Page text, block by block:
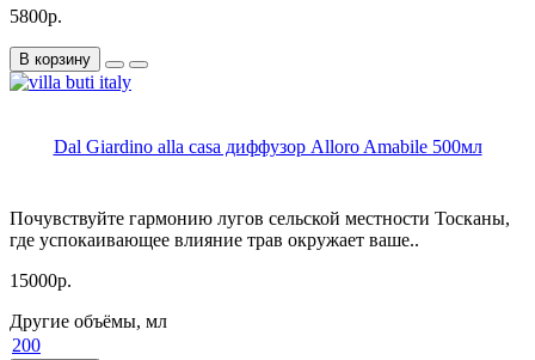
5800р.
В корзину
Dal Giardino alla casa диффузор Alloro Amabile 500мл
Почувствуйте гармонию лугов сельской местности Тосканы,
где успокаивающее влияние трав окружает ваше..
15000р.
Другие объёмы, мл
200